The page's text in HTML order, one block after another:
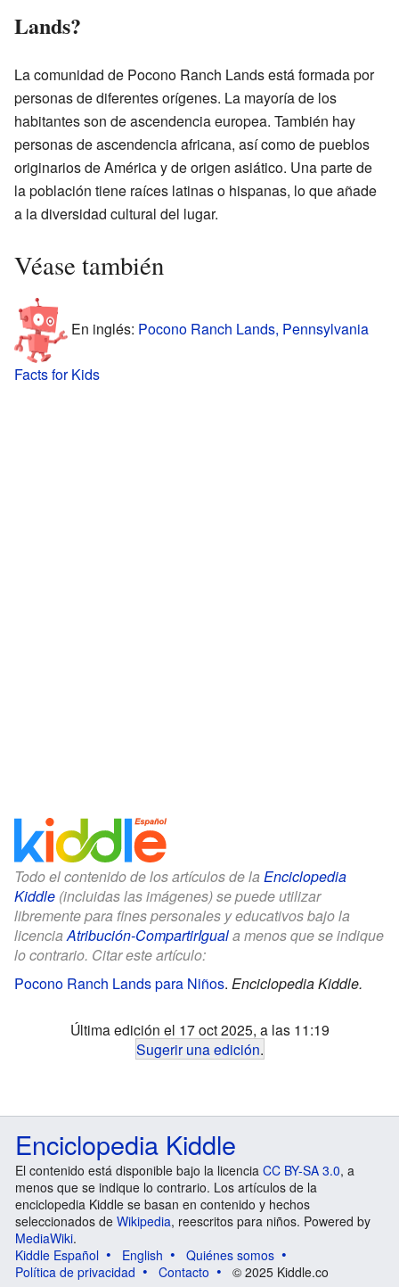
Lands?
La comunidad de Pocono Ranch Lands está formada por
personas de diferentes orígenes. La mayoría de los
habitantes son de ascendencia europea. También hay
personas de ascendencia africana, así como de pueblos
originarios de América y de origen asiático. Una parte de
la población tiene raíces latinas o hispanas, lo que añade
a la diversidad cultural del lugar.
Véase también
En inglés: Pocono Ranch Lands, Pennsylvania
Facts for Kids
Todo el contenido de los artículos de la Enciclopedia
Kiddle (incluidas las imágenes) se puede utilizar
libremente para fines personales y educativos bajo la
licenciaAtribución-CompartirIguala menos que se indique
lo contrario. Citar este artículo:
Pocono Ranch Lands para Niños. Enciclopedia Kiddle.
Última edición el 17 oct 2025, a las 11:19
Sugerir una edición.
Enciclopedia Kiddle
El contenido está disponible bajo la licencia CC BY-SA 3.0, a
menos que se indique lo contrario. Los artículos de la
enciclopedia Kiddle se basan en contenido y hechos
seleccionados de Wikipedia, reescritos para niños. Powered by
MediaWiki.
Kiddle Español
English
Quiénes somos
Política de privacidad
Contacto © 2025 Kiddle.co